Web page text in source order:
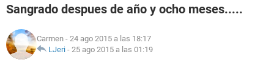
FAMILIA
NUTRICIÓN
Sangrado despues de año y ocho meses.....
Carmen - 24 ago 2015 a las 18:17
LJeri - 25 ago 2015 a las 01:19